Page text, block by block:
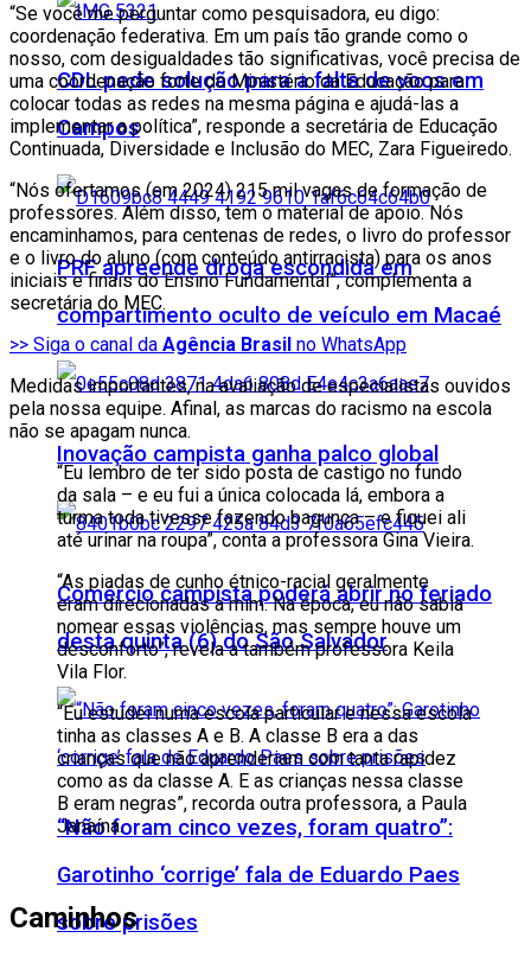
CDL pede solução para a falta de voos em
Campos
PRF apreende droga escondida em
compartimento oculto de veículo em Macaé
Inovação campista ganha palco global
Comércio campista poderá abrir no feriado
desta quinta (6) do São Salvador
“Não foram cinco vezes, foram quatro”:
Garotinho ‘corrige’ fala de Eduardo Paes
sobre prisões
“Se você me perguntar como pesquisadora, eu digo:
coordenação federativa. Em um país tão grande como o
nosso, com desigualdades tão significativas, você precisa de
uma coordenação forte do Ministério da Educação para
colocar todas as redes na mesma página e ajudá-las a
implementar a política”, responde a secretária de Educação
Continuada, Diversidade e Inclusão do MEC, Zara Figueiredo.
“Nós ofertamos (em 2024) 215 mil vagas de formação de
professores. Além disso, tem o material de apoio. Nós
encaminhamos, para centenas de redes, o livro do professor
e o livro do aluno (com conteúdo antirracista) para os anos
iniciais e finais do Ensino Fundamental”, complementa a
secretária do MEC.
>> Siga o canal da Agência Brasil no WhatsApp
Medidas importantes, na avaliação de especialistas ouvidos
pela nossa equipe. Afinal, as marcas do racismo na escola
não se apagam nunca.
“Eu lembro de ter sido posta de castigo no fundo
da sala – e eu fui a única colocada lá, embora a
turma toda tivesse fazendo bagunça – e fiquei ali
até urinar na roupa”, conta a professora Gina Vieira.
“As piadas de cunho étnico-racial geralmente
eram direcionadas a mim. Na época, eu não sabia
nomear essas violências, mas sempre houve um
desconforto”, revela a também professora Keila
Vila Flor.
“Eu estudei numa escola particular e nessa escola
tinha as classes A e B. A classe B era a das
crianças que não aprenderiam com tanta rapidez
como as da classe A. E as crianças nessa classe
B eram negras”, recorda outra professora, a Paula
Janaína.
Caminhos